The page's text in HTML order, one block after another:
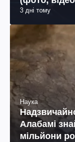
3 дні тому
Наука
Алабамі
мільйони